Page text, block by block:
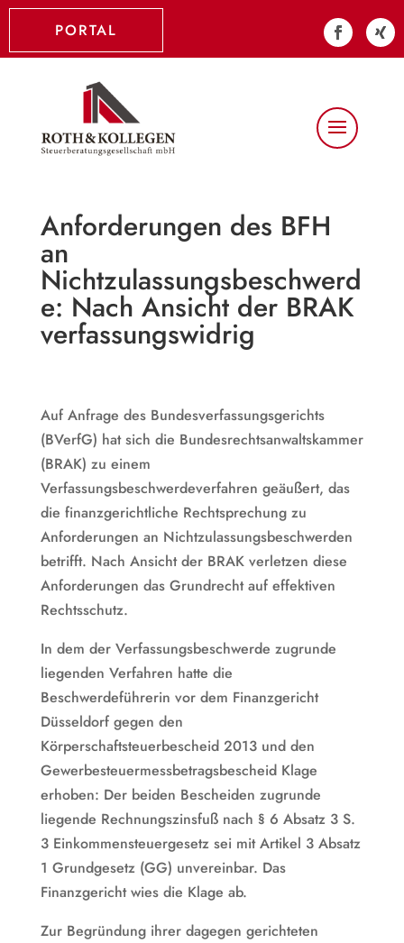
PORTAL
Anforderungen des BFH
an
Nichtzulassungsbeschwerd
e: Nach Ansicht der BRAK
verfassungswidrig
Auf Anfrage des Bundesverfassungsgerichts
(BVerfG) hat sich die Bundesrechtsanwaltskammer
(BRAK) zu einem
Verfassungsbeschwerdeverfahren geäußert, das
die finanzgerichtliche Rechtsprechung zu
Anforderungen an Nichtzulassungsbeschwerden
betrifft. Nach Ansicht der BRAK verletzen diese
Anforderungen das Grundrecht auf effektiven
Rechtsschutz.
In dem der Verfassungsbeschwerde zugrunde
liegenden Verfahren hatte die
Beschwerdeführerin vor dem Finanzgericht
Düsseldorf gegen den
Körperschaftsteuerbescheid 2013 und den
Gewerbesteuermessbetragsbescheid Klage
erhoben: Der beiden Bescheiden zugrunde
liegende Rechnungszinsfuß nach § 6 Absatz 3 S.
3 Einkommensteuergesetz sei mit Artikel 3 Absatz
1 Grundgesetz (GG) unvereinbar. Das
Finanzgericht wies die Klage ab.
Zur Begründung ihrer dagegen gerichteten